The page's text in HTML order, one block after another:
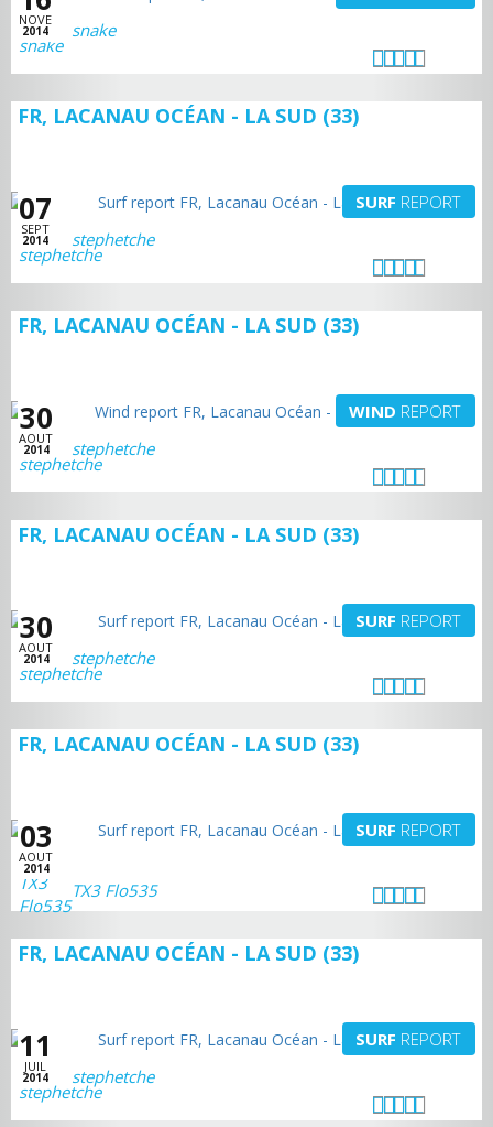
NOVE
2014
snake
FR, LACANAU OCÉAN - LA SUD (33)
07
SEPT
2014
SURF REPORT
stephetche
FR, LACANAU OCÉAN - LA SUD (33)
30
AOUT
2014
WIND REPORT
stephetche
FR, LACANAU OCÉAN - LA SUD (33)
30
AOUT
2014
SURF REPORT
stephetche
FR, LACANAU OCÉAN - LA SUD (33)
03
AOUT
2014
SURF REPORT
TX3 Flo535
FR, LACANAU OCÉAN - LA SUD (33)
11
JUIL
2014
SURF REPORT
stephetche